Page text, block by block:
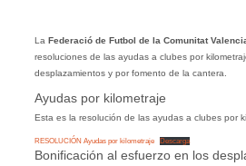
La Federació de Futbol de la Comunitat
resoluciones de las ayudas a clubes por
desplazamientos y por fomento de la cantera.
Ayudas por kilometraje
Esta es la resolución de las ayudas a clubes por
RESOLUCIÓN Ayudas por kilometraje Descarga
Bonificación al esfuerzo en los